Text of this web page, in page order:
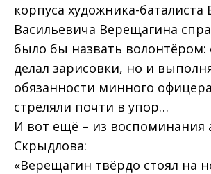
корпуса художника-баталиста
Васильевича Верещагина
было бы назвать волонтёром:
делал зарисовки, но и
обязанности минного
стреляли почти в упор…
И вот ещё – из воспоминания
Скрыдлова:
«Верещагин твёрдо стоял на